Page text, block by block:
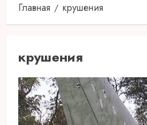
Главная крушения
крушения